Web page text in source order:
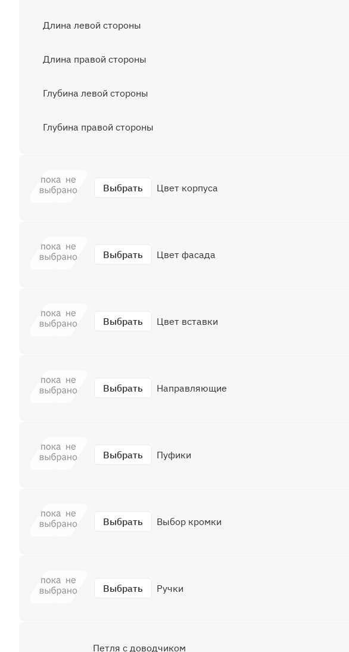
Длина левой стороны
Длина правой стороны
Глубина левой стороны
Глубина правой стороны
Выбрать Цвет корпуса
Выбрать Цвет фасада
Выбрать Цвет вставки
Выбрать Направляющие
Выбрать Пуфики
Выбрать Выбор кромки
Выбрать Ручки
Петля с доводчиком